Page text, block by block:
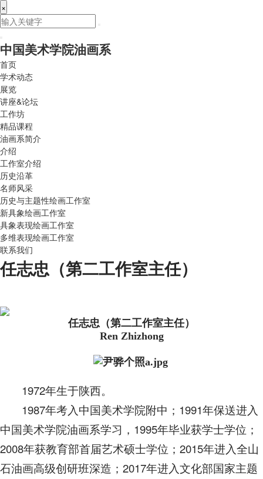
×
中国美术学院油画系
首页
学术动态
展览
讲座&论坛
工作坊
精品课程
油画系简介
介绍
工作室介绍
历史沿革
名师风采
历史与主题性绘画工作室
新具象绘画工作室
具象表现绘画工作室
多维表现绘画工作室
联系我们
任志忠（第二工作室主任）
任志忠（第二工作室主任）
Ren Zhizhong
1972年生于陕西。
1987年考入中国美术学院附中；1991年保送进入
中国美术学院油画系学习，1995年毕业获学士学位；
2008年获教育部首届艺术硕士学位；2015年进入全山
石油画高级创研班深造；2017年进入文化部国家主题